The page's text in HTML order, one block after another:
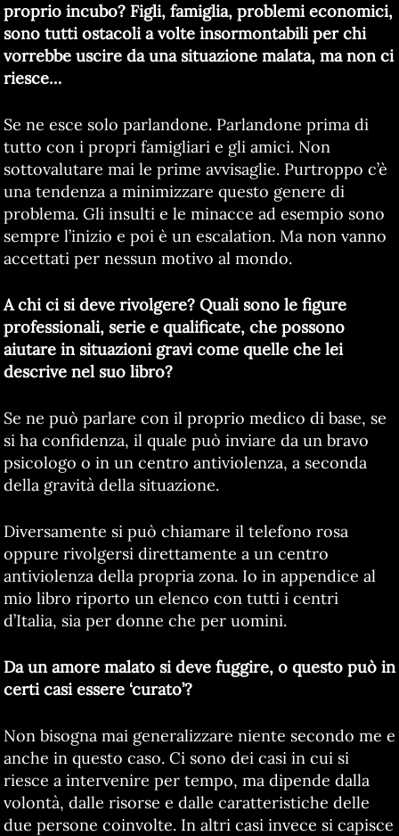
proprio incubo? Figli, famiglia, problemi economici,
sono tutti ostacoli a volte insormontabili per chi
vorrebbe uscire da una situazione malata, ma non ci
riesce…
Se ne esce solo parlandone. Parlandone prima di
tutto con i propri famigliari e gli amici. Non
sottovalutare mai le prime avvisaglie. Purtroppo c’è
una tendenza a minimizzare questo genere di
problema. Gli insulti e le minacce ad esempio sono
sempre l’inizio e poi è un escalation. Ma non vanno
accettati per nessun motivo al mondo.
A chi ci si deve rivolgere? Quali sono le figure
professionali, serie e qualificate, che possono
aiutare in situazioni gravi come quelle che lei
descrive nel suo libro?
Se ne può parlare con il proprio medico di base, se
si ha confidenza, il quale può inviare da un bravo
psicologo o in un centro antiviolenza, a seconda
della gravità della situazione.
Diversamente si può chiamare il telefono rosa
oppure rivolgersi direttamente a un centro
antiviolenza della propria zona. Io in appendice al
mio libro riporto un elenco con tutti i centri
d’Italia, sia per donne che per uomini.
Da un amore malato si deve fuggire, o questo può in
certi casi essere ‘curato’?
Non bisogna mai generalizzare niente secondo me e
anche in questo caso. Ci sono dei casi in cui si
riesce a intervenire per tempo, ma dipende dalla
volontà, dalle risorse e dalle caratteristiche delle
due persone coinvolte. In altri casi invece si capisce